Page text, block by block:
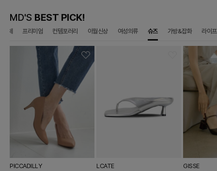
MD'S BEST PICK!
전체 프리미엄 컨템포러리 이월신상 여성의류 슈즈 가방&잡화 라이프
JIGOTT IZZAT BABA JIGOTT
IZZAT COLLECTION
IZZAT THE IZZAT JJ JIGOTT
IZZAT BABA KELLY DONAHUE ZERO STREET
PICCADILLY LCATE GISSE